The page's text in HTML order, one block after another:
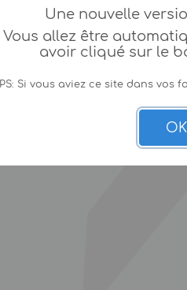
Une nouvelle
Vous allez être
avoir cliqué sur le
PS: Si vous aviez ce site dans vos
OK